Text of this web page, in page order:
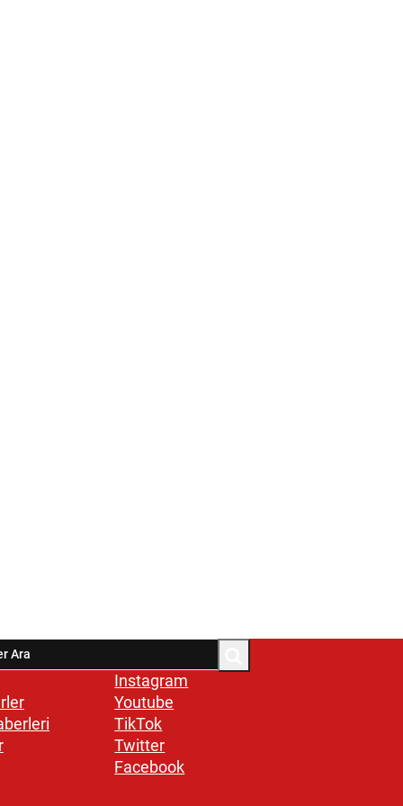
Instagram
Youtube
TikTok
Twitter
Facebook